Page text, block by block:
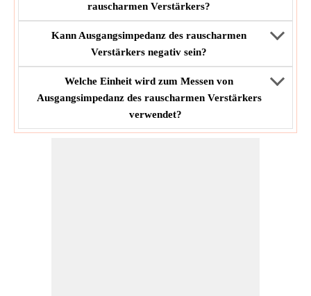
rauscharmen Verstärkers?
Kann Ausgangsimpedanz des rauscharmen
Verstärkers negativ sein?
Welche Einheit wird zum Messen von
Ausgangsimpedanz des rauscharmen Verstärkers
verwendet?